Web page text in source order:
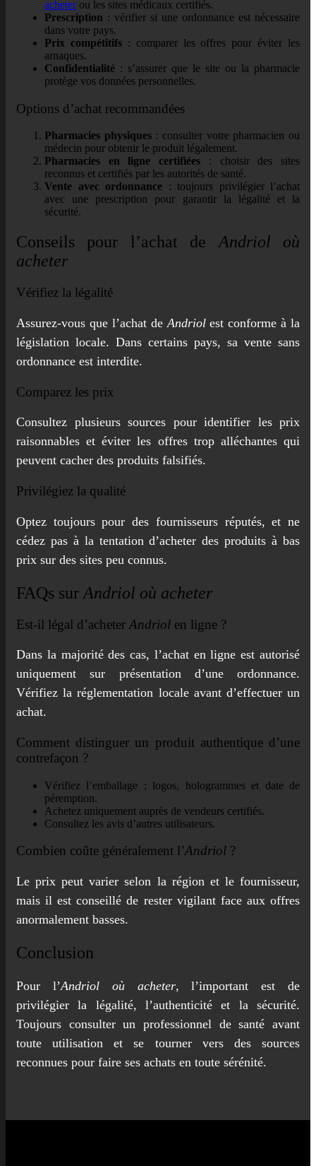
acheterou les sites médicaux certifiés.
Prescription : vérifier si une ordonnance est nécessaire
dans votre pays.
Prix compétitifs: comparer les offres pour éviter les
arnaques.
Confidentialité : s’assurer que le site ou la pharmacie
protège vos données personnelles.
Options d’achat recommandées
Pharmacies physiques: consulter votre pharmacien ou
médecin pour obtenir le produit légalement.
Pharmacies en ligne certifiées : choisir des sites
reconnus et certifiés par les autorités de santé.
Vente avec ordonnance : toujours privilégier l’achat
avec une prescription pour garantir la légalité et la
sécurité.
Conseils pour l’achat deAndriol où
acheter
Vérifiez la légalité
Assurez-vous que l’achat de Andriolest conforme à la
législation locale. Dans certains pays, sa vente sans
ordonnance est interdite.
Comparez les prix
Consultez plusieurs sources pour identifier les prix
raisonnables et éviter les offres trop alléchantes qui
peuvent cacher des produits falsifiés.
Privilégiez la qualité
Optez toujours pour des fournisseurs réputés, et ne
cédez pas à la tentation d’acheter des produits à bas
prix sur des sites peu connus.
FAQs sur Andriol où acheter
Est-il légal d’acheter Andriol en ligne ?
Dans la majorité des cas, l’achat en ligne est autorisé
uniquement sur présentation d’une ordonnance.
Vérifiez la réglementation locale avant d’effectuer un
achat.
Comment distinguer un produit authentique d’une
contrefaçon ?
Vérifiez l’emballage : logos, hologrammes et date de
péremption.
Achetez uniquement auprès de vendeurs certifiés.
Consultez les avis d’autres utilisateurs.
Combien coûte généralement l’Andriol ?
Le prix peut varier selon la région et le fournisseur,
mais il est conseillé de rester vigilant face aux offres
anormalement basses.
Conclusion
Pour l’Andriol où acheter, l’important est de
privilégier la légalité, l’authenticité et la sécurité.
Toujours consulter un professionnel de santé avant
toute utilisation et se tourner vers des sources
reconnues pour faire ses achats en toute sérénité.